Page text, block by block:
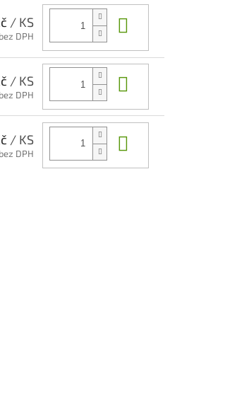
/ KS
DPH
/ KS
DPH
/ KS
DPH